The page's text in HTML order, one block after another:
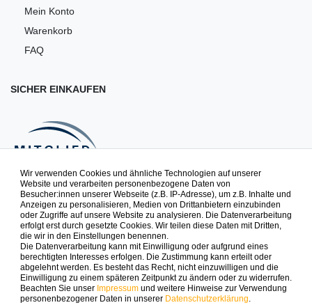
Mein Konto
Warenkorb
FAQ
SICHER EINKAUFEN
NEWSLETTER
Spielspaß zuerst erfahren. Newsletter abonnieren & 10% auf
die erste Bestellung sichern.
ABONNIEREN
Wir verwenden Cookies und ähnliche Technologien auf unserer
Website und verarbeiten personenbezogene Daten von
Besucher:innen unserer Webseite (z.B. IP-Adresse), um z.B. Inhalte und
Anzeigen zu personalisieren, Medien von Drittanbietern einzubinden
oder Zugriffe auf unsere Website zu analysieren. Die Datenverarbeitung
erfolgt erst durch gesetzte Cookies. Wir teilen diese Daten mit Dritten,
die wir in den Einstellungen benennen.
Die Datenverarbeitung kann mit Einwilligung oder aufgrund eines
berechtigten Interesses erfolgen. Die Zustimmung kann erteilt oder
abgelehnt werden. Es besteht das Recht, nicht einzuwilligen und die
Einwilligung zu einem späteren Zeitpunkt zu ändern oder zu widerrufen.
Beachten Sie unser Impressum und weitere Hinweise zur Verwendung
personenbezogener Daten in unserer Daten­schutz­erklärung.